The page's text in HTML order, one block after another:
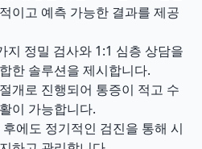
이고 예측 가능한 결과를 제공
지 정밀 검사와 1:1 심층 상담을
한 솔루션을 제시합니다.
개로 진행되어 통증이 적고 수
이 가능합니다.
후에도 정기적인 검진을 통해 시